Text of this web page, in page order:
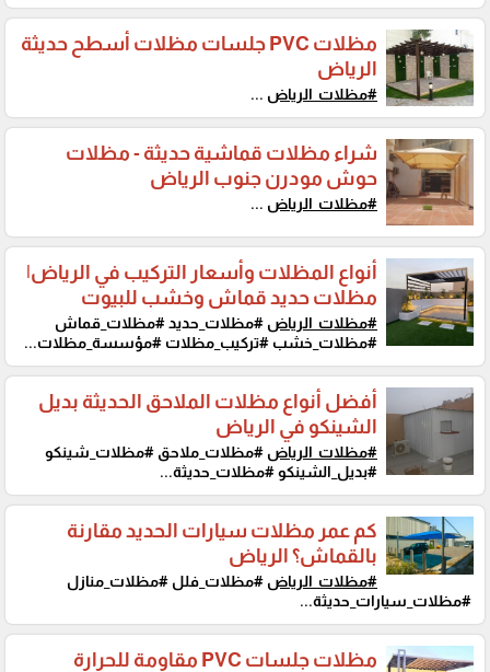
مظلات PVC جلسات مظلات أسطح حديثة
الرياض
#مظلات_الرياض ...
شراء مظلات قماشية حديثة - مظلات
حوش مودرن جنوب الرياض
#مظلات_الرياض ...
أنواع المظلات وأسعار التركيب في الرياض|
مظلات حديد قماش وخشب للبيوت
#مظلات_الرياض #مظلات_حديد #مظلات_قماش
#مظلات_خشب #تركيب_مظلات #مؤسسة_مظلات...
أفضل أنواع مظلات الملاحق الحديثة بديل
الشينكو في الرياض
#مظلات_الرياض #مظلات_ملاحق #مظلات_شينكو
#بديل_الشينكو #مظلات_حديثة...
كم عمر مظلات سيارات الحديد مقارنة
بالقماش؟ الرياض
#مظلات_الرياض #مظلات_فلل #مظلات_منازل
#مظلات_سيارات_حديثة...
مظلات جلسات PVC مقاومة للحرارة